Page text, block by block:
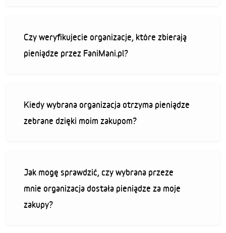
Czy weryfikujecie organizacje, które zbierają
pieniądze przez FaniMani.pl?
Kiedy wybrana organizacja otrzyma pieniądze
zebrane dzięki moim zakupom?
Jak mogę sprawdzić, czy wybrana przeze
mnie organizacja dostała pieniądze za moje
zakupy?